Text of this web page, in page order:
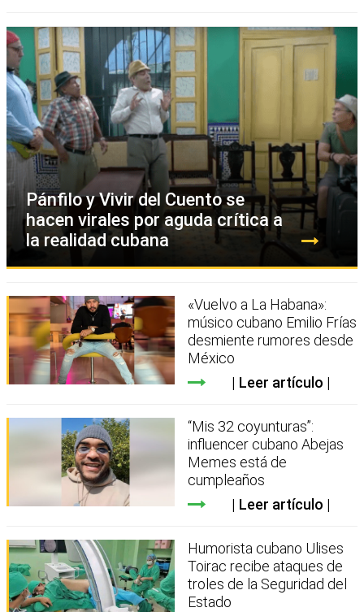
Pánfilo y Vivir del Cuento se
hacen virales por aguda crítica a
la realidad cubana
«Vuelvo a La Habana»:
músico cubano Emilio Frías
desmiente rumores desde
México
Leer artículo
“Mis 32 coyunturas”:
influencer cubano Abejas
Memes está de
cumpleaños
Leer artículo
Humorista cubano Ulises
Toirac recibe ataques de
troles de la Seguridad del
Estado